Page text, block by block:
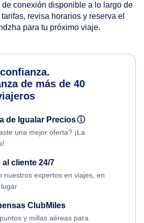
conexión disponible a lo largo de
revisa horarios y reserva el
para tu próximo viaje.
de más de 40
de Igualar Preciosⓘ
una mejor oferta? ¡La
cliente 24/7
nuestros expertos en viajes, en
ClubMiles
y millas aéreas para